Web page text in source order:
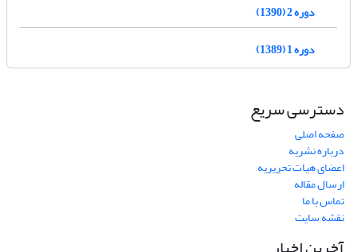
دوره 2 (1390)
دوره 1 (1389)
دسترسی سریع
صفحه اصلی
درباره نشریه
اعضای هیات تحریریه
ارسال مقاله
تماس با ما
نقشه سایت